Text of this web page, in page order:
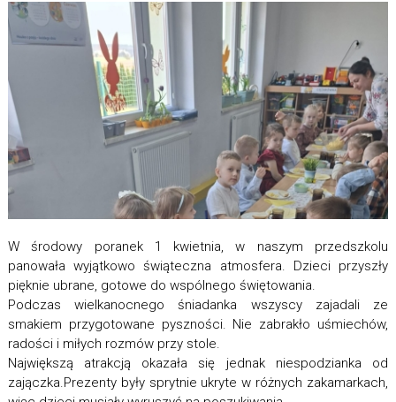
W środowy poranek 1 kwietnia, w naszym przedszkolu
panowała wyjątkowo świąteczna atmosfera. Dzieci przyszły
pięknie ubrane, gotowe do wspólnego świętowania.
Podczas wielkanocnego śniadanka wszyscy zajadali ze
smakiem przygotowane pyszności. Nie zabrakło uśmiechów,
radości i miłych rozmów przy stole.
Największą atrakcją okazała się jednak niespodzianka od
zajączka.Prezenty były sprytnie ukryte w różnych zakamarkach,